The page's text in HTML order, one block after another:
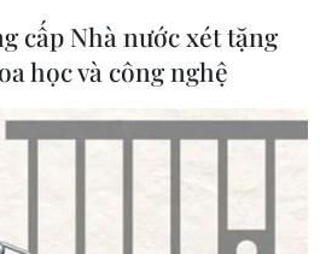
cấp Nhà nước xét tặng
học và công nghệ